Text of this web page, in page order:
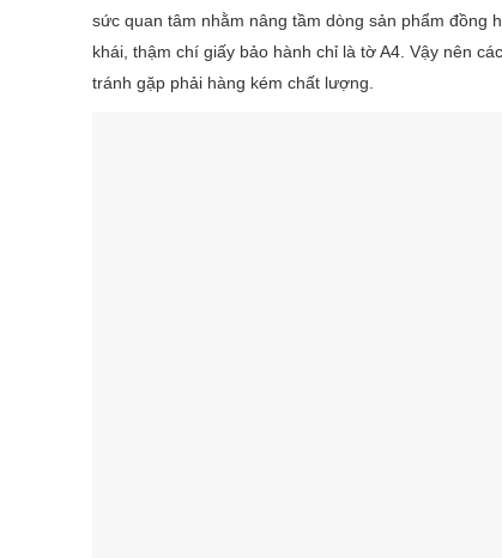
sức quan tâm nhằm nâng tầm dòng sản phẩm đồng
khái, thậm chí giấy bảo hành chỉ là tờ A4. Vậy nên
tránh gặp phải hàng kém chất lượng.